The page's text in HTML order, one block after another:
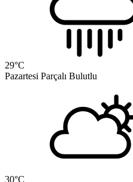
29°C
Pazartesi Parçalı Bulutlu
30°C